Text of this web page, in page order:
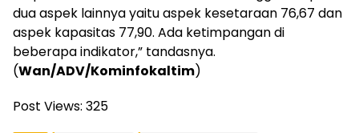
dua aspek lainnya yaitu aspek kesetaraan 76,67 dan
aspek kapasitas 77,90. Ada ketimpangan di
beberapa indikator,” tandasnya.
(Wan/ADV/Kominfokaltim)
Post Views: 325